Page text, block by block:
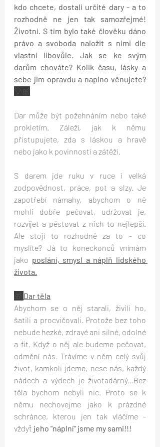
kdo chcete, dostali určité dary - a to
rozhodně ne jen tak samozřejmé!
Životní. S tím bylo také člověku dáno
právo a svoboda naložit s nimi dle
vlastní libovůle. Jak se ke svým
darům chováte? Kolik času, lásky a
Dar může být požehnáním nebo také
prokletím. Záleží, jak k němu
přistupujete, zda s láskou a hravě
nebo jako k povinnosti a zátěži.
S darem jde ruku v ruce i velká
zodpovědnost, práce, pot a slzy. Je
zapotřebí námahy, abychom o ně
mohli dobře pečovat, udržovat je,
rozvíjet a pěstovat z nich to nejlepší.
Ale stojí to rozhodně za to - co
myslíte? Já to koneckonců vnímám
jako poslání, smysl a náplň lidského
života.
Dar těla
Abychom se o něj starali, živili ho,
šatili a procvičovali. Protože bez toho
nebude hezké, zdravé ani silné, odolné
a fit. Když o něj ale budeme pečovat,
odmění nás. Trávíme v něm celý svůj
život, kamkoli jdeme, nese nás, každý
nádech a výdech je životadárný...Bez
těla bychom nebyli nic. Proto se k
němu nechovejme jako k prázdné
schránce, kterou jen tak vláčíme -
vždyť jeho "náplní" jsme my sami!!!